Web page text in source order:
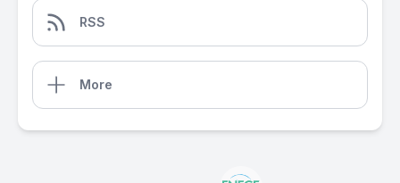
RSS
More